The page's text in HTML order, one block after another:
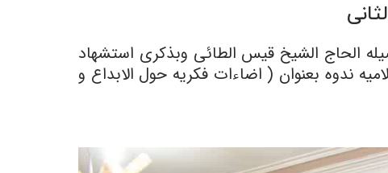
الحاج الشیخ قیس الطائی وبذکرى استشهاد
ندوه بعنوان ( اضاءات فکریه حول الابداع و